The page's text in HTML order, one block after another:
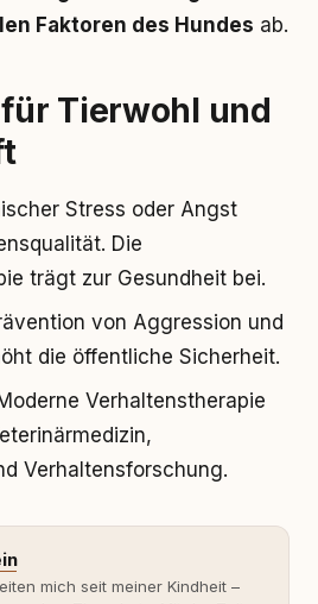
Faktoren des Hundes ab.
Tierwohl und
Stress oder Angst
Die
trägt zur Gesundheit bei.
von Aggression und
die öffentliche Sicherheit.
Verhaltenstherapie
Verhaltensforschung.
mich seit meiner Kindheit –